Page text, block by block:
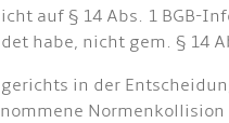
auf § 14 Abs. 1 BGB-
habe, nicht gem. § 14
in der